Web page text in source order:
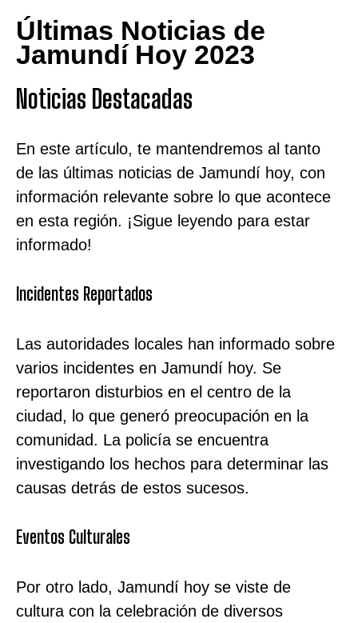
Últimas Noticias de
Jamundí Hoy 2023
Noticias Destacadas
En este artículo, te mantendremos al tanto
de las últimas noticias de Jamundí hoy, con
información relevante sobre lo que acontece
en esta región. ¡Sigue leyendo para estar
informado!
Incidentes Reportados
Las autoridades locales han informado sobre
varios incidentes en Jamundí hoy. Se
reportaron disturbios en el centro de la
ciudad, lo que generó preocupación en la
comunidad. La policía se encuentra
investigando los hechos para determinar las
causas detrás de estos sucesos.
Eventos Culturales
Por otro lado, Jamundí hoy se viste de
cultura con la celebración de diversos